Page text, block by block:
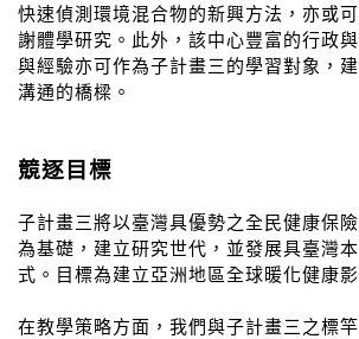
快速偵測環境混合物的新興方法，亦或
謝體學研究。此外，該中心豐富的行政
與經驗亦可作為子計畫三的學習對象，
溝通的橋樑。
競逐目標
子計畫三將以臺灣具優勢之全民健康保
為基礎，建立研究世代，並發展具臺灣
式。目標為建立亞洲地區全球暖化健康
在教學策略方面，我們與子計畫三之標